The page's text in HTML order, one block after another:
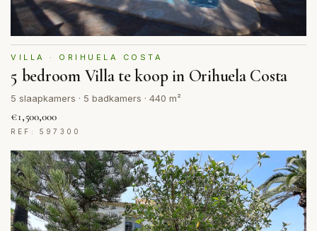
VILLA · ORIHUELA COSTA
5 bedroom Villa te koop in Orihuela Costa
5 slaapkamers · 5 badkamers · 440 m²
€1,500,000
REF: 597300